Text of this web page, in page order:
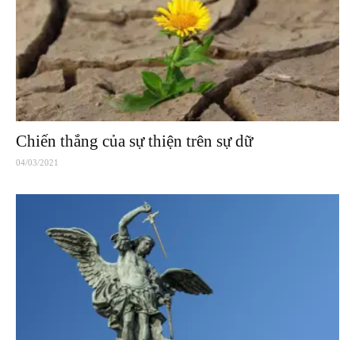
Chiến thắng của sự thiện trên sự dữ
04/03/2021